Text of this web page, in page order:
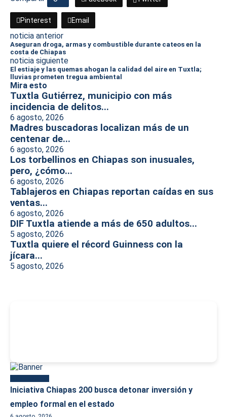
Pinterest Email
noticia anterior
Aseguran droga, armas y combustible durante cateos en la
costa de Chiapas
noticia siguiente
El estiaje y las quemas ahogan la calidad del aire en Tuxtla;
lluvias prometen tregua ambiental
Mira esto
Tuxtla Gutiérrez, municipio con más
incidencia de delitos...
6 agosto, 2026
Madres buscadoras localizan más de un
centenar de...
6 agosto, 2026
Los torbellinos en Chiapas son inusuales,
pero, ¿cómo...
6 agosto, 2026
Tablajeros en Chiapas reportan caídas en sus
ventas...
6 agosto, 2026
DIF Tuxtla atiende a más de 650 adultos...
5 agosto, 2026
Tuxtla quiere el récord Guinness con la
jícara...
5 agosto, 2026
Iniciativa Chiapas 200 busca detonar inversión y
empleo formal en el estado